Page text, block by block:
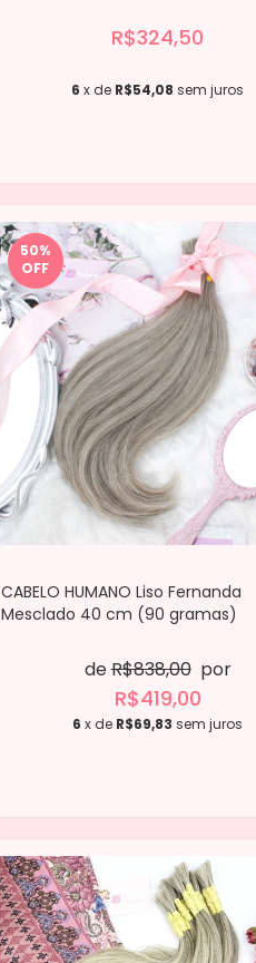
R$324,50
6 x de R$54,08 sem juros
50%
OFF
CABELO HUMANO Liso Fernanda
Mesclado 40 cm (90 gramas)
deR$838,00 por
R$419,00
6 x de R$69,83 sem juros